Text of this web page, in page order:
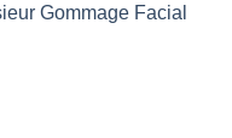
Gommage Facial